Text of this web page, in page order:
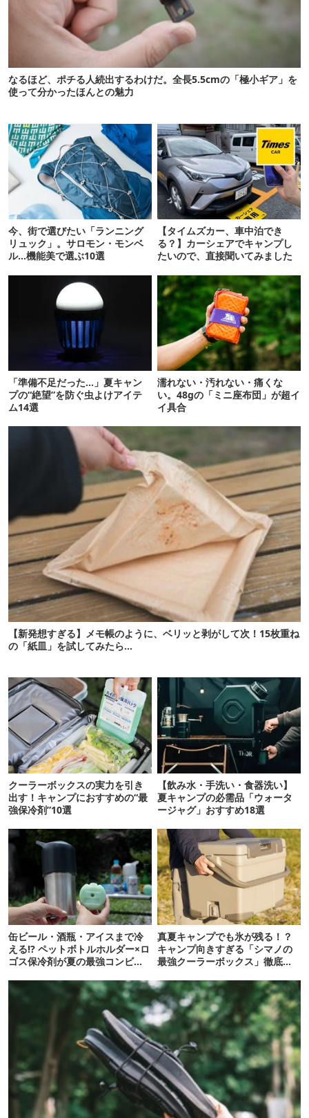
なるほど、ポチる人続出するわけだ。全長5.5cmの「極小ギア」を
使って分かったほんとの魅力
今、街で選びたい「ランニング
リュック」。サロモン・モンベ
ル…機能美で選ぶ10選
【タイムズカー、車中泊でき
る？】カーシェアでキャンプし
たいので、直接聞いてみました
「準備不足だった…」夏キャン
プの“絶望”を防ぐ虫よけアイテ
ム14選
濡れない・汚れない・痛くな
い。48gの「ミニ座布団」が超イ
イ具合
【新発想すぎる】メモ帳のように、ベリッと剥がして次！15枚重ね
の「紙皿」を試してみたら…
クーラーボックスの実力を引き
出す！キャンプにおすすめの“最
強保冷剤”10選
【飲み水・手洗い・食器洗い】
夏キャンプの必需品「ウォータ
ージャグ」おすすめ18選
缶ビール・酒瓶・アイスまで冷
える!? ペットボトルホルダー×ロ
ゴス保冷剤が夏の最強コンビだ
真夏キャンプでも氷が残る！？
キャンプ向きすぎる「シマノの
最強クーラーボックス」徹底解